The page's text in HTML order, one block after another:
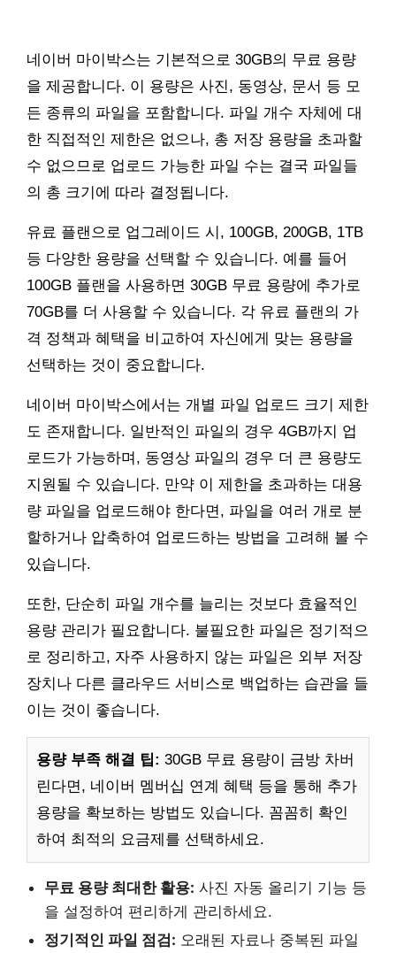
네이버 마이박스는 기본적으로 30GB의 무료 용량
을 제공합니다. 이 용량은 사진, 동영상, 문서 등 모
든 종류의 파일을 포함합니다. 파일 개수 자체에 대
한 직접적인 제한은 없으나, 총 저장 용량을 초과할
수 없으므로 업로드 가능한 파일 수는 결국 파일들
의 총 크기에 따라 결정됩니다.
유료 플랜으로 업그레이드 시, 100GB, 200GB, 1TB
등 다양한 용량을 선택할 수 있습니다. 예를 들어
100GB 플랜을 사용하면 30GB 무료 용량에 추가로
70GB를 더 사용할 수 있습니다. 각 유료 플랜의 가
격 정책과 혜택을 비교하여 자신에게 맞는 용량을
선택하는 것이 중요합니다.
네이버 마이박스에서는 개별 파일 업로드 크기 제한
도 존재합니다. 일반적인 파일의 경우 4GB까지 업
로드가 가능하며, 동영상 파일의 경우 더 큰 용량도
지원될 수 있습니다. 만약 이 제한을 초과하는 대용
량 파일을 업로드해야 한다면, 파일을 여러 개로 분
할하거나 압축하여 업로드하는 방법을 고려해 볼 수
있습니다.
또한, 단순히 파일 개수를 늘리는 것보다 효율적인
용량 관리가 필요합니다. 불필요한 파일은 정기적으
로 정리하고, 자주 사용하지 않는 파일은 외부 저장
장치나 다른 클라우드 서비스로 백업하는 습관을 들
이는 것이 좋습니다.
용량 부족 해결 팁: 30GB 무료 용량이 금방 차버
린다면, 네이버 멤버십 연계 혜택 등을 통해 추가
용량을 확보하는 방법도 있습니다. 꼼꼼히 확인
하여 최적의 요금제를 선택하세요.
무료 용량 최대한 활용: 사진 자동 올리기 기능 등
을 설정하여 편리하게 관리하세요.
정기적인 파일 점검: 오래된 자료나 중복된 파일